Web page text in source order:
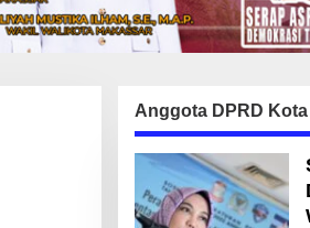
Anggota DPRD